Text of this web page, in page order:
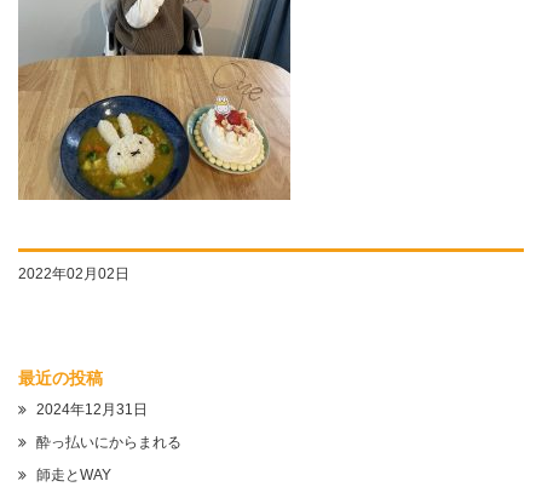
2022年02月02日
最近の投稿
2024年12月31日
酔っ払いにからまれる
師走とWAY